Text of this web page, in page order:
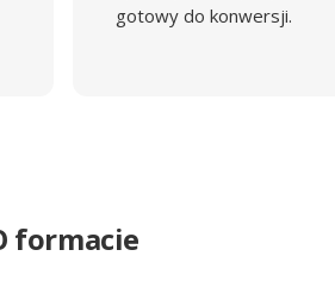
gotowy do konwersji.
formacie